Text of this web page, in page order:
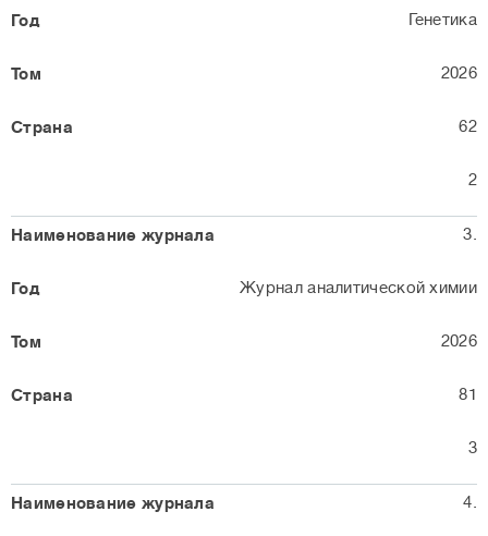
Генетика
2026
62
2
3.
Журнал аналитической химии
2026
81
3
4.